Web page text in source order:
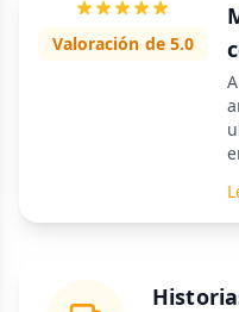
Valoración de 5.0